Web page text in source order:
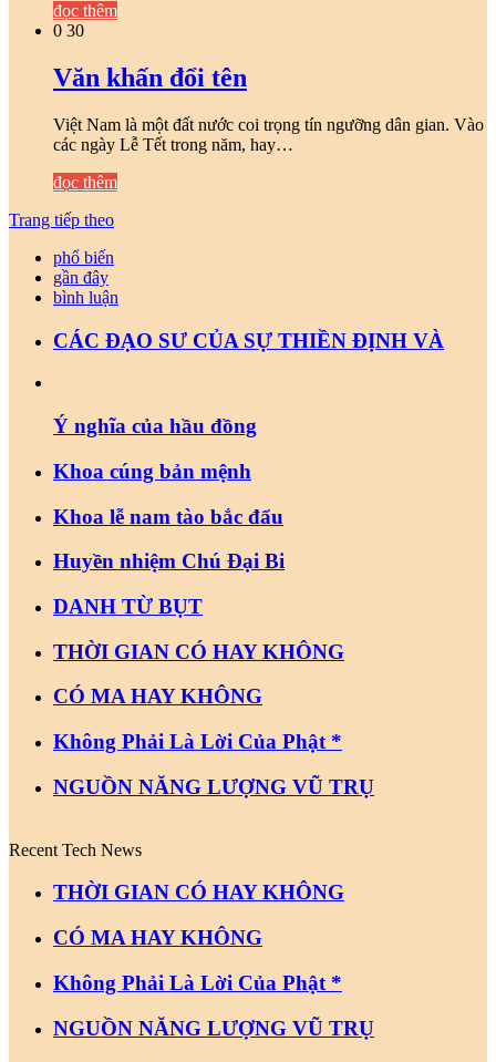
đọc thêm
0 30
Văn khấn đổi tên
Việt Nam là một đất nước coi trọng tín ngưỡng dân gian. Vào
các ngày Lễ Tết trong năm, hay…
đọc thêm
Trang tiếp theo
phổ biến
gần đây
bình luận
CÁC ĐẠO SƯ CỦA SỰ THIỀN ĐỊNH VÀ
Ý nghĩa của hầu đồng
Khoa cúng bản mệnh
Khoa lễ nam tào bắc đẩu
Huyền nhiệm Chú Đại Bi
DANH TỪ BỤT
THỜI GIAN CÓ HAY KHÔNG
CÓ MA HAY KHÔNG
Không Phải Là Lời Của Phật *
NGUỒN NĂNG LƯỢNG VŨ TRỤ
Recent Tech News
THỜI GIAN CÓ HAY KHÔNG
CÓ MA HAY KHÔNG
Không Phải Là Lời Của Phật *
NGUỒN NĂNG LƯỢNG VŨ TRỤ